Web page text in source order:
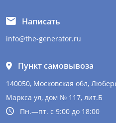
Написать
info@the-generator.ru
Пункт самовывоза
140050, Московская обл,
Маркса ул, дом № 117, лит.Б
Пн.—пт. с 9:00 до 18:00